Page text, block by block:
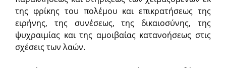
της φρίκης του πολέμου και επικρατήσεως της
ειρήνης, της συνέσεως, της δικαιοσύνης, της
ψυχραιμίας και της αμοιβαίας κατανοήσεως στις
σχέσεις των λαών.